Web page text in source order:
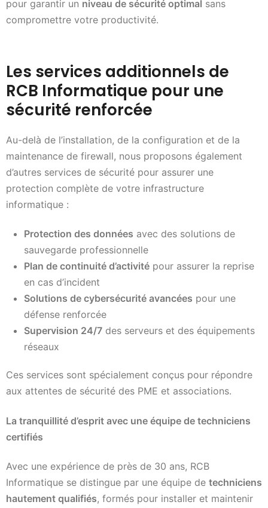
pour garantir un niveau de sécurité optimal sans
compromettre votre productivité.
Les services additionnels de
RCB Informatique pour une
sécurité renforcée
Au-delà de l’installation, de la configuration et de la
maintenance de firewall, nous proposons également
d’autres services de sécurité pour assurer une
protection complète de votre infrastructure
informatique :
Protection des données avec des solutions de
sauvegarde professionnelle
Plan de continuité d’activité pour assurer la reprise
en cas d’incident
Solutions de cybersécurité avancées pour une
défense renforcée
Supervision 24/7 des serveurs et des équipements
réseaux
Ces services sont spécialement conçus pour répondre
aux attentes de sécurité des PME et associations.
La tranquillité d’esprit avec une équipe de techniciens
certifiés
Avec une expérience de près de 30 ans, RCB
Informatique se distingue par une équipe de techniciens
hautement qualifiés, formés pour installer et maintenir